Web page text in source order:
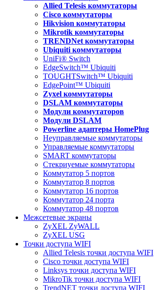
Allied Telesis коммутаторы
Cisco коммутаторы
Hikvision коммутаторы
Mikrotik коммутаторы
TRENDNet коммутаторы
Ubiquiti коммутаторы
UniFi® Switch
EdgeSwitch™ Ubiquiti
TOUGHTSwitch™ Ubiquiti
EdgePoint™ Ubiquiti
Zyxel коммутаторы
DSLAM коммутаторы
Модули коммутаторов
Модули DSLAM
Powerline адаптеры HomePlug
Неуправляемые коммутаторы
Управляемые коммутаторы
SMART коммутаторы
Стекриуемые коммутаторы
Коммутатор 5 портов
Коммутатор 8 портов
Коммутатор 16 портов
Коммутатор 24 порта
Коммутатор 48 портов
Межсетевые экраны
ZyXEL ZyWALL
ZyXEL USG
Точки доступа WIFI
Allied Telesis точки доступа WIFI
Cisco точки доступа WIFI
Linksys точки доступа WIFI
MikroTik точки доступа WIFI
TrendNET точки доступа WIFI